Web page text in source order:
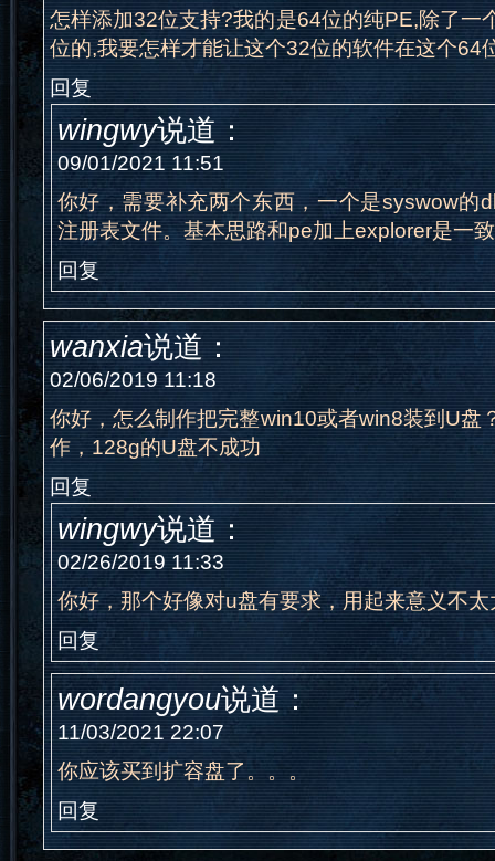
怎样添加32位支持?我的是64位的纯PE,除了一
位的,我要怎样才能让这个32位的软件在这个64
回复
wingwy说道：
09/01/2021 11:51
你好，需要补充两个东西，一个是syswow的
注册表文件。基本思路和pe加上explorer是一致
回复
wanxia说道：
02/06/2019 11:18
你好，怎么制作把完整win10或者win8装到U盘
作，128g的U盘不成功
回复
wingwy说道：
02/26/2019 11:33
你好，那个好像对u盘有要求，用起来意义不太
回复
wordangyou说道：
11/03/2021 22:07
你应该买到扩容盘了。。。
回复